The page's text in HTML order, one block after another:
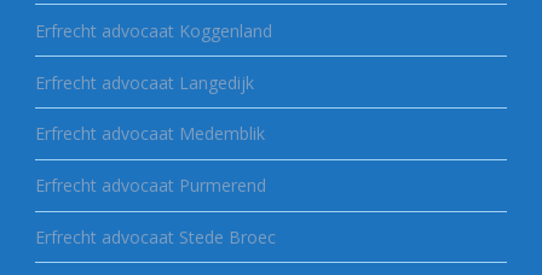
Erfrecht advocaat Koggenland
Erfrecht advocaat Langedijk
Erfrecht advocaat Medemblik
Erfrecht advocaat Purmerend
Erfrecht advocaat Stede Broec